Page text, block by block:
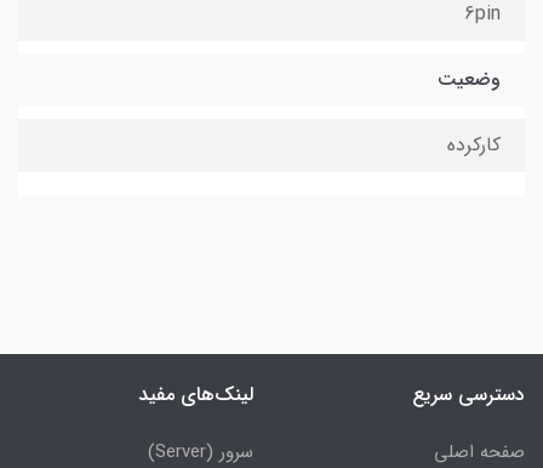
6pin
وضعیت
کارکرده
دسترسی سریع
صفحه اصلی
لینک‌های مفید
سرور (Server)